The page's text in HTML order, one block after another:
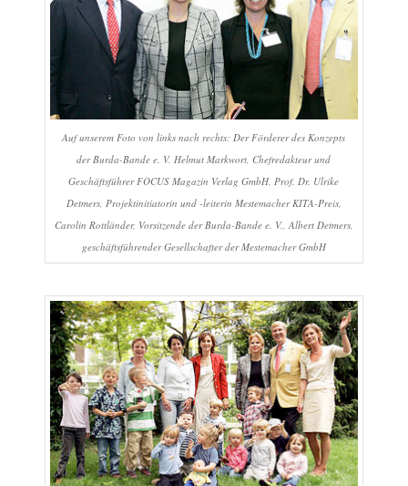
Auf unserem Foto von links nach rechts: Der Förderer des Konzepts
der Burda-Bande e. V. Helmut Markwort, Chefredakteur und
Geschäftsführer FOCUS Magazin Verlag GmbH, Prof. Dr. Ulrike
Detmers, Projektinitiatorin und -leiterin Mestemacher KITA-Preis,
Carolin Rottländer, Vorsitzende der Burda-Bande e. V., Albert Detmers,
geschäftsführender Gesellschafter der Mestemacher GmbH